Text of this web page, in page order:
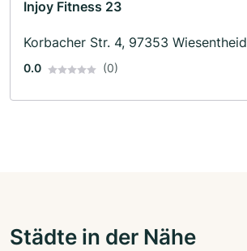
Injoy Fitness 23
Korbacher Str. 4, 97353 Wiesentheid
0.0 (0)
Städte in der Nähe